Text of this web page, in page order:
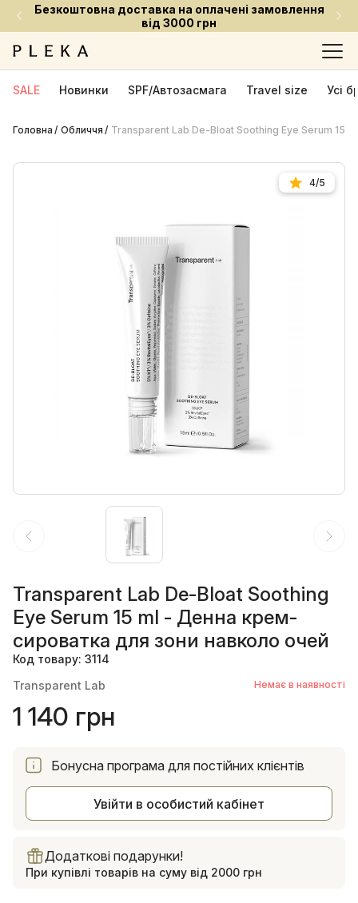
Встигни придбати улюблені засоби за приємною
ціною
SALE Новинки SPF/Автозасмага Travel size Усі
Головна Обличчя Transparent Lab De-Bloat Soothing Eye Serum 15
4/5
Transparent Lab De-Bloat Soothing
Eye Serum 15 ml - Денна крем-
сироватка для зони навколо очей
Код товару: 3114
Transparent Lab
Немає в наявності
1 140 грн
Бонусна програма для постійних клієнтів
Увійти в особистий кабінет
Додаткові подарунки!
При купівлі товарів на суму від 2000 грн